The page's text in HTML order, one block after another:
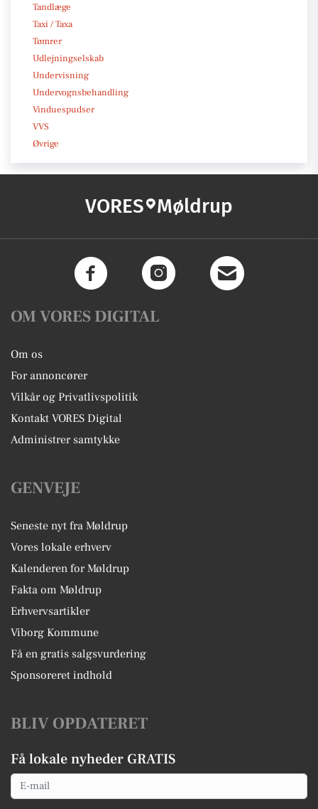
Tandlæge
Taxi / Taxa
Tømrer
Udlejningselskab
Undervisning
Undervognsbehandling
Vinduespudser
VVS
Øvrige
VORES Møldrup
OM VORES DIGITAL
Om os
For annoncører
Vilkår og Privatlivspolitik
Kontakt VORES Digital
Administrer samtykke
GENVEJE
Seneste nyt fra Møldrup
Vores lokale erhverv
Kalenderen for Møldrup
Fakta om Møldrup
Erhvervsartikler
Viborg Kommune
Få en gratis salgsvurdering
Sponsoreret indhold
BLIV OPDATERET
Få lokale nyheder GRATIS
Email